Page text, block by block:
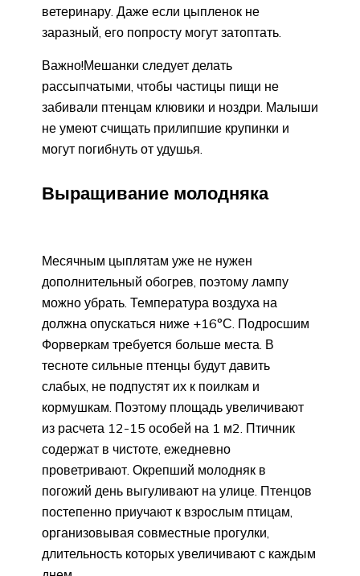
ветеринару. Даже если цыпленок не
заразный, его попросту могут затоптать.
Важно!Мешанки следует делать
рассыпчатыми, чтобы частицы пищи не
забивали птенцам клювики и ноздри. Малыши
не умеют счищать прилипшие крупинки и
могут погибнуть от удушья.
Выращивание молодняка
Месячным цыплятам уже не нужен
дополнительный обогрев, поэтому лампу
можно убрать. Температура воздуха на
должна опускаться ниже +16°С. Подросшим
Форверкам требуется больше места. В
тесноте сильные птенцы будут давить
слабых, не подпустят их к поилкам и
кормушкам. Поэтому площадь увеличивают
из расчета 12-15 особей на 1 м2. Птичник
содержат в чистоте, ежедневно
проветривают. Окрепший молодняк в
погожий день выгуливают на улице. Птенцов
постепенно приучают к взрослым птицам,
организовывая совместные прогулки,
длительность которых увеличивают с каждым